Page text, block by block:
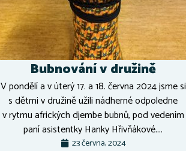
Bubnování v družině
V pondělí a v úterý 17. a 18. června 2024 jsme si
s dětmi v družině užili nádherné odpoledne
v rytmu afrických djembe bubnů, pod vedením
paní asistentky Hanky Hřivňákové....
23 června, 2024